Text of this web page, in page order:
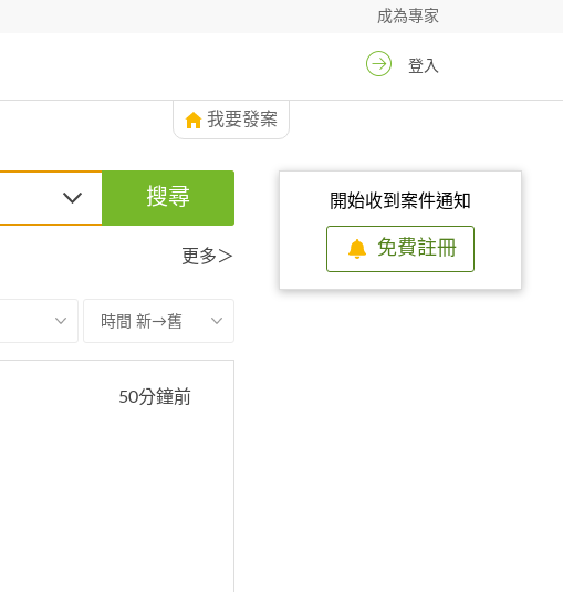
成為專家
登入
我要發案
開始收到案件通知
免費註冊
搜尋
更多＞
時間 新→舊
50分鐘前